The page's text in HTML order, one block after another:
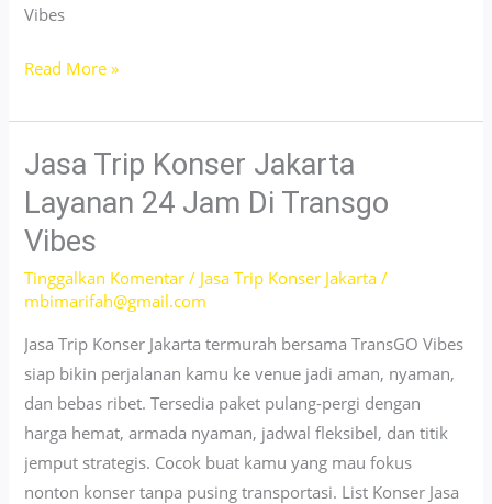
Vibes
Jasa
Fan
Meeting
HEARTS2HEART
Maret
2026
Cuma
200
Ribu
Read More »
Jasa Trip Konser Jakarta
Layanan 24 Jam Di Transgo
Vibes
Tinggalkan Komentar / Jasa Trip Konser Jakarta /
mbimarifah@gmail.com
Jasa Trip Konser Jakarta termurah bersama TransGO Vibes
siap bikin perjalanan kamu ke venue jadi aman, nyaman,
dan bebas ribet. Tersedia paket pulang-pergi dengan
harga hemat, armada nyaman, jadwal fleksibel, dan titik
jemput strategis. Cocok buat kamu yang mau fokus
nonton konser tanpa pusing transportasi. List Konser Jasa